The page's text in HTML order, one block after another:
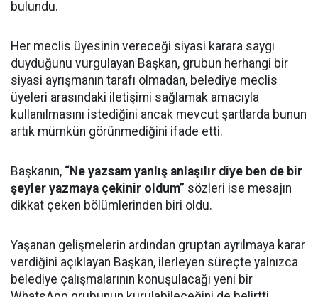
bulundu.
Her meclis üyesinin vereceği siyasi karara saygı
duyduğunu vurgulayan Başkan, grubun herhangi bir
siyasi ayrışmanın tarafı olmadan, belediye meclis
üyeleri arasındaki iletişimi sağlamak amacıyla
kullanılmasını istediğini ancak mevcut şartlarda bunun
artık mümkün görünmediğini ifade etti.
Başkanın, “Ne yazsam yanlış anlaşılır diye ben de bir
şeyler yazmaya çekinir oldum” sözleri ise mesajın
dikkat çeken bölümlerinden biri oldu.
Yaşanan gelişmelerin ardından gruptan ayrılmaya karar
verdiğini açıklayan Başkan, ilerleyen süreçte yalnızca
belediye çalışmalarının konuşulacağı yeni bir